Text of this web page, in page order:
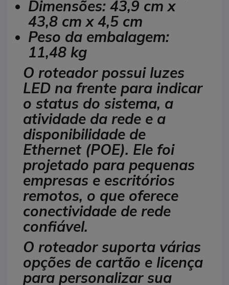
Dimensões: 43,9 cm x
43,8 cm x 4,5 cm
Peso da embalagem:
11,48 kg
O roteador possui luzes
LED na frente para indicar
o status do sistema, a
atividade da rede e a
disponibilidade de
Ethernet (POE). Ele foi
projetado para pequenas
empresas e escritórios
remotos, o que oferece
conectividade de rede
confiável.
O roteador suporta várias
opções de cartão e licença
para personalizar sua